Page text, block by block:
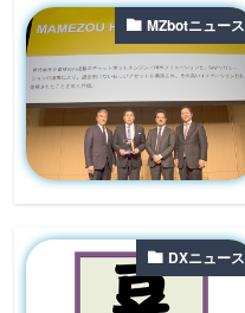
MZbotニュース
DXニュース